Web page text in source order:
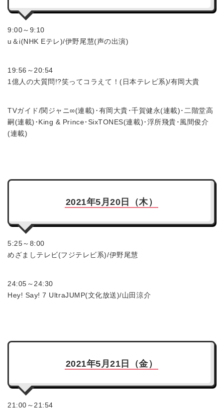
9:00～9:10
u＆i(NHK Eテレ)/伊野尾慧(声の出演)
19:56～20:54
1億人の大質問!?笑ってコラえて！(日本テレビ系)/有岡大貴
TVガイド/関ジャニ∞(連載)･有岡大貴･千賀健永(連載)･二階堂高
嗣(連載)･King & Prince･SixTONES(連載)･浮所飛貴･風間俊介
(連載)
2021年5月20日（木）
5:25～8:00
めざましテレビ(フジテレビ系)/伊野尾慧
24:05～24:30
Hey! Say! 7 UltraJUMP(文化放送)/山田涼介
2021年5月21日（金）
21:00～21:54